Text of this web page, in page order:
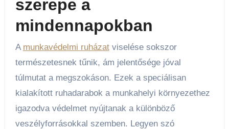
szerepe a
mindennapokban
A munkavédelmi ruházatviselése sokszor
természetesnek tűnik, ám jelentősége jóval
túlmutat a megszokáson. Ezek a speciálisan
kialakított ruhadarabok a munkahelyi környezethez
igazodva védelmet nyújtanak a különböző
veszélyforrásokkal szemben. Legyen szó